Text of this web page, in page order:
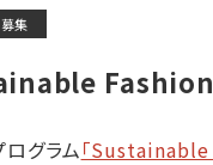
募集
Fashion
グラム「